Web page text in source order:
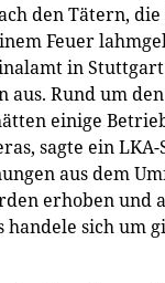
den Tätern,
Feuer
in
aus. Rund um
einige
sagte ein
aus dem
erhoben und
handele sich um